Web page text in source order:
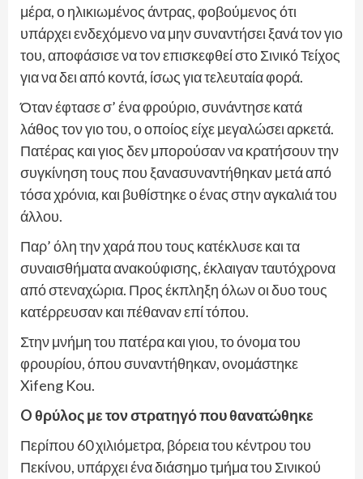
μέρα, ο ηλικιωμένος άντρας, φοβούμενος ότι
υπάρχει ενδεχόμενο να μην συναντήσει ξανά τον γιο
του, αποφάσισε να τον επισκεφθεί στο Σινικό Τείχος
για να δει από κοντά, ίσως για τελευταία φορά.
Όταν έφτασε σ’ ένα φρούριο, συνάντησε κατά
λάθος τον γιο του, ο οποίος είχε μεγαλώσει αρκετά.
Πατέρας και γιος δεν μπορούσαν να κρατήσουν την
συγκίνηση τους που ξανασυναντήθηκαν μετά από
τόσα χρόνια, και βυθίστηκε ο ένας στην αγκαλιά του
άλλου.
Παρ’ όλη την χαρά που τους κατέκλυσε και τα
συναισθήματα ανακούφισης, έκλαιγαν ταυτόχρονα
από στεναχώρια. Προς έκπληξη όλων οι δυο τους
κατέρρευσαν και πέθαναν επί τόπου.
Στην μνήμη του πατέρα και γιου, το όνομα του
φρουρίου, όπου συναντήθηκαν, ονομάστηκε
Xifeng Kou.
O θρύλος με τον στρατηγό που θανατώθηκε
Περίπου 60 χιλιόμετρα, βόρεια του κέντρου του
Πεκίνου, υπάρχει ένα διάσημο τμήμα του Σινικού